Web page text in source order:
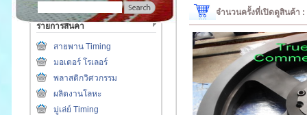
รายการสินค้า
สายพาน Timing
มอเตอร์ โรเลอร์
พลาสติกวิศวกรรม
ผลิตงานโลหะ
มู่เล่ย์ Timing
จำนวนครั้งที่เปิดดูสินค้า